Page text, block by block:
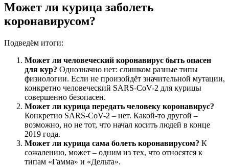
Может ли курица заболеть
коронавирусом?
Подведём итоги:
Может ли человеческий коронавирус быть опасен
для кур? Однозначно нет: слишком разные типы
физиологии. Если не произойдёт значительной мутации,
конкретно человеческий SARS-CoV-2 для курицы
совершенно безопасен.
Может ли курица передать человеку коронавирус?
Конкретно SARS-CoV-2 – нет. Какой-то другой –
возможно, но не тот, что начал косить людей в конце
2019 года.
Может ли курица сама болеть коронавирусом? К
сожалению, может – одним из тех, что относятся к
типам «Гамма» и «Дельта».